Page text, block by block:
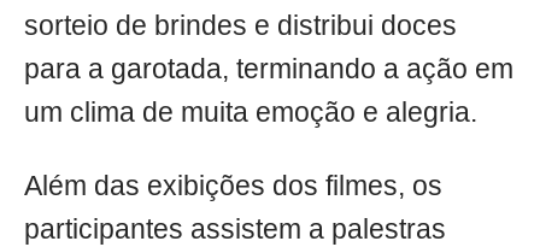
sorteio de brindes e distribui doces
para a garotada, terminando a ação em
um clima de muita emoção e alegria.
Além das exibições dos filmes, os
participantes assistem a palestras